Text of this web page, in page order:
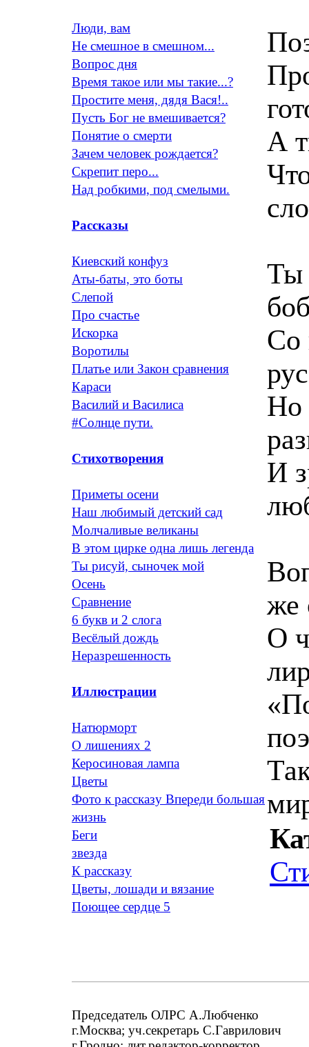
Люди, вам
Не смешное в смешном...
Вопрос дня
Время такое или мы такие...?
Простите меня, дядя Вася!..
Пусть Бог не вмешивается?
Понятие о смерти
Зачем человек рождается?
Скрепит перо...
Над робкими, под смелыми.
Рассказы
Киевский конфуз
Аты-баты, это боты
Слепой
Про счастье
Искорка
Воротилы
Платье или Закон сравнения
Караси
Василий и Василиса
#Солнце пути.
Стихотворения
Приметы осени
Наш любимый детский сад
Молчаливые великаны
В этом цирке одна лишь легенда
Ты рисуй, сыночек мой
Осень
Сравнение
6 букв и 2 слога
Весёлый дождь
Неразрешенность
Иллюстрации
Натюрморт
O лишениях 2
Керосиновая лампа
Цветы
Фото к рассказу Впереди большая
жизнь
Беги
звезда
К рассказу
Цветы, лошади и вязание
Поющее сердце 5
А
Ты
Со
Но
И
же
О
Председатель ОЛРС А.Любченко
г.Москва; уч.секретарь С.Гаврилович